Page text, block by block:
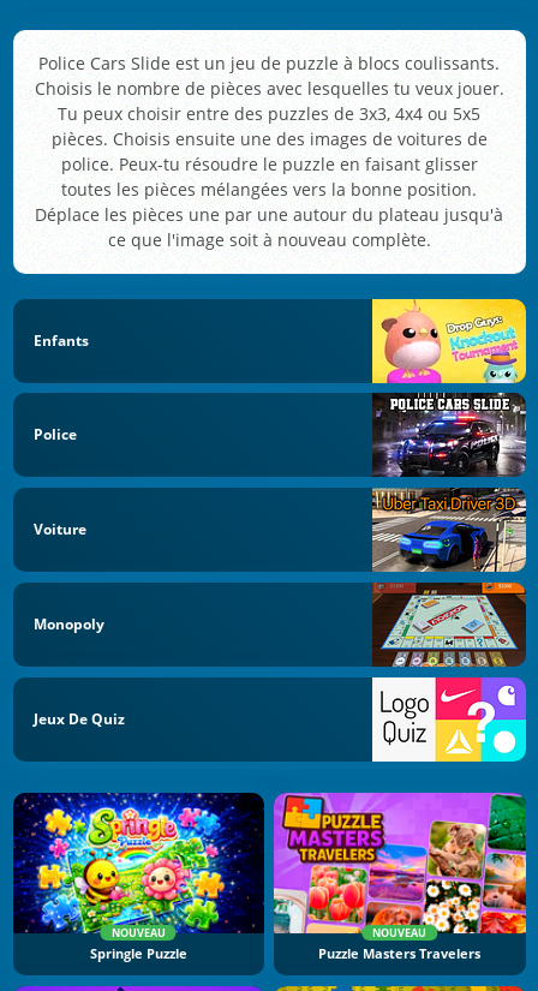
Police Cars Slide est un jeu de puzzle à blocs coulissants.
Choisis le nombre de pièces avec lesquelles tu veux jouer.
Tu peux choisir entre des puzzles de 3x3, 4x4 ou 5x5
pièces. Choisis ensuite une des images de voitures de
police. Peux-tu résoudre le puzzle en faisant glisser
toutes les pièces mélangées vers la bonne position.
Déplace les pièces une par une autour du plateau jusqu'à
ce que l'image soit à nouveau complète.
Enfants
Police
Voiture
Monopoly
Jeux De Quiz
NOUVEAU
Springle Puzzle
NOUVEAU
Puzzle Masters Travelers